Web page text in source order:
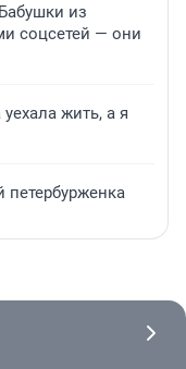
из
соцсетей — они
жить, а я